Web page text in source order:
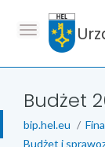
Budżet
bip.hel.eu
Budżet i